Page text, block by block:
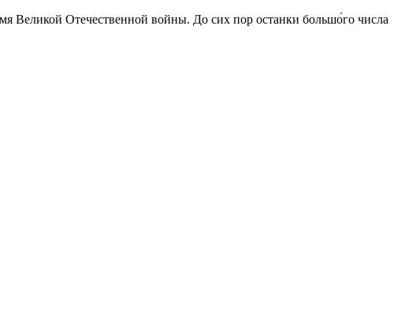
Великой Отечественной войны. До сих пор останки большо́го числа